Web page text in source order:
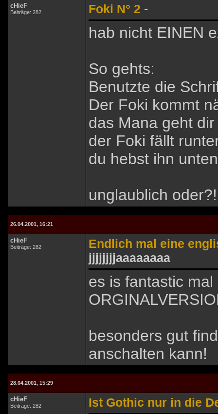
cHieF
Beiträge: 282 Foki N° 2 -
hab nicht EINEN
So gehts:
Benutzte die
Der Foki kommt
das Mana geht
der Foki fällt
du hebst ihn
unglaublich oder?!
26.04.2001, 16:21
cHieF
Beiträge: 282
Endlich mal eine
jjjjjjjjaaaaaaaa
es is fantastic
besonders gut
anschalten kann!
28.04.2001, 15:29
cHieF
Beiträge: 282 Ist Gothic nur in die